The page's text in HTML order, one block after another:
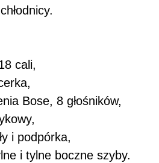
cali,
Bose, 8 głośników,
i podpórka,
i tylne boczne szyby.